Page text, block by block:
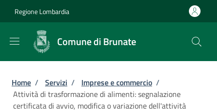
Regione Lombardia
Comune di Brunate
Briciole di pane
Home / Servizi / Imprese e commercio /
Attività di trasformazione di alimenti: segnalazione
certificata di avvio, modifica o variazione dell'attività